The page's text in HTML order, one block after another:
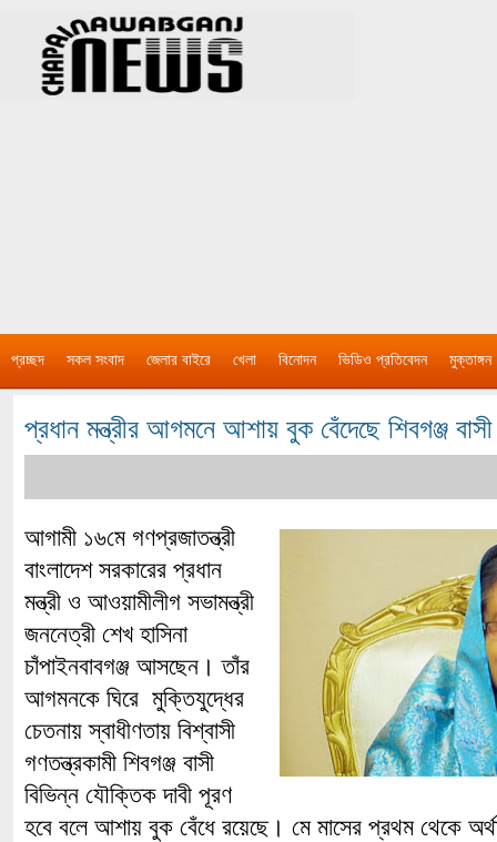
প্রচ্ছদ সকল সংবাদ জেলার বাইরে খেলা বিনোদন ভিডিও প্রতিবেদন মুক্তাঙ্গন
প্রধান মন্ত্রীর আগমনে আশায় বুক বেঁদেছে শিবগঞ্জ বাসী
আগামী ১৬মে গণপ্রজাতন্ত্রী
বাংলাদেশ সরকারের প্রধান
মন্ত্রী ও আওয়ামীলীগ সভামন্ত্রী
জননেত্রী শেখ হাসিনা
চাঁপাইনবাবগঞ্জ আসছেন। তাঁর
আগমনকে ঘিরে মুক্তিযুদ্ধের
চেতনায় স্বাধীণতায় বিশ্বাসী
গণতন্ত্রকামী শিবগঞ্জ বাসী
বিভিন্ন যৌক্তিক দাবী পূরণ
হবে বলে আশায় বুক বেঁধে রয়েছে। মে মাসের প্রথম থেকে